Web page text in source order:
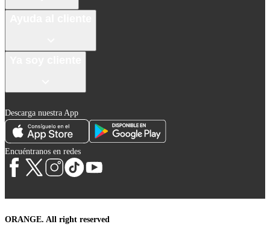
Descarga nuestra App
Encuéntranos en redes
ORANGE. All right reserved